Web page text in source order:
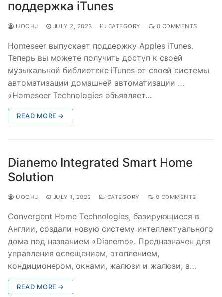
поддержка iTunes
UOOHJ JULY 2, 2023 CATEGORY 0 COMMENTS
Homeseer выпускает поддержку Apples iTunes.
Теперь вы можете получить доступ к своей
музыкальной библиотеке iTunes от своей системы
автоматизации домашней автоматизации …
«Homeseer Technologies объявляет…
READ MORE →
Dianemo Integrated Smart Home
Solution
UOOHJ JULY 1, 2023 CATEGORY 0 COMMENTS
Convergent Home Technologies, базирующиеся в
Англии, создали новую систему интеллектуального
дома под названием «Dianemo». Предназначен для
управления освещением, отоплением,
кондиционером, окнами, жалюзи и жалюзи, а…
READ MORE →